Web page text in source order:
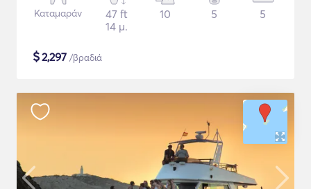
Καταμαράν
47 ft
14 μ.
10 5 5
$2,297 /βραδιά